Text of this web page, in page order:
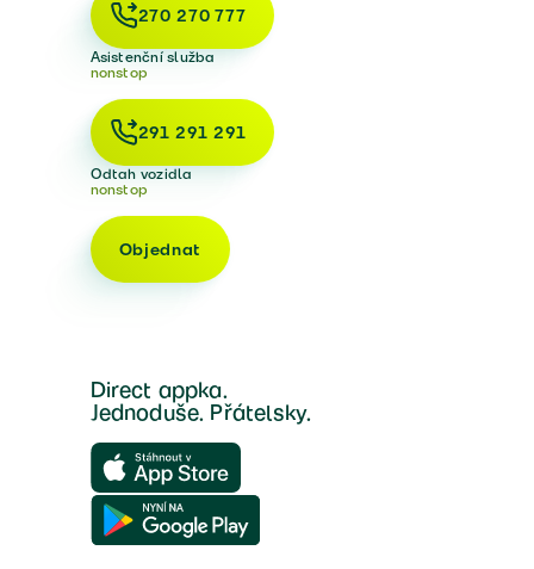
270 270 777
Asistenční služba
nonstop
291 291 291
Odtah vozidla
nonstop
Objednat
Direct appka.
Jednoduše. Přátelsky.